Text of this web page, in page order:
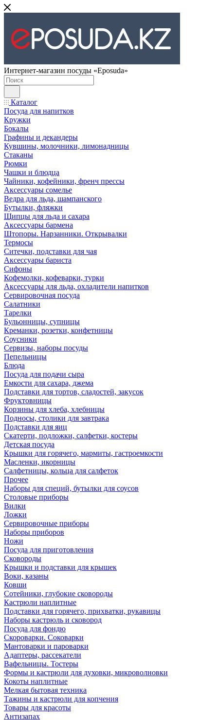
Интернет-магазин посуды «Eposuda»
Каталог
Посуда для напитков
Кружки
Бокалы
Графины и декандеры
Кувшины, молочники, лимонадницы
Стаканы
Рюмки
Чашки и блюдца
Чайники, кофейники, френч прессы
Аксессуары сомелье
Ведра для льда, шампанского
Бутылки, фляжки
Щипцы для льда и сахара
Аксессуары бармена
Штопоры. Нарзанники. Открывалки
Термосы
Ситечки, подставки для чая
Аксессуары бариста
Сифоны
Кофемолки, кофеварки, турки
Аксессуары для льда, охладители напитков
Сервировочная посуда
Салатники
Тарелки
Бульонницы, супницы
Креманки, розетки, конфетницы
Соусники
Сервизы, наборы посуды
Пепельницы
Блюда
Посуда для подачи сыра
Емкости для сахара, джема
Подставки для тортов, сладостей, закусок
Фруктовницы
Корзины для хлеба, хлебницы
Подносы, столики для завтрака
Подставки для яиц
Скатерти, подложки, салфетки, костеры
Детская посуда
Крышки для горячего, мармиты, гастроемкости
Масленки, икорницы
Салфетницы, кольца для салфеток
Прочее
Наборы для специй, бутылки для соусов
Столовые приборы
Вилки
Ложки
Сервировочные приборы
Наборы приборов
Ножи
Посуда для приготовления
Сковороды
Крышки и подставки для крышек
Воки, казаны
Ковши
Сотейники, глубокие сковороды
Кастрюли наплитные
Подставки для горячего, прихватки, рукавицы
Наборы кастрюль и сковород
Посуда для фондю
Скороварки. Соковарки
Мантоварки и пароварки
Адаптеры, рассекатели
Вафельницы. Тостеры
Формы и кастрюли для духовки, микроволновки
Кокоты наплитные
Мелкая бытовая техника
Тажины и кастрюли для копчения
Товары для красоты
Антизапах